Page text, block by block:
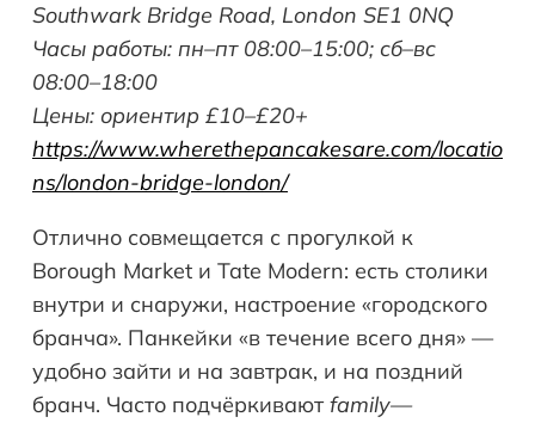
Southwark Bridge Road, London SE1 0NQ
Часы работы: пн–пт 08:00–15:00; сб–вс
08:00–18:00
Цены: ориентир £10–£20+
https://www.wherethepancakesare.com/locatio
ns/london-bridge-london/
Отлично совмещается с прогулкой к
Borough Market и Tate Modern: есть столики
внутри и снаружи, настроение «городского
бранча». Панкейки «в течение всего дня» —
удобно зайти и на завтрак, и на поздний
бранч. Часто подчёркиваютfamily—